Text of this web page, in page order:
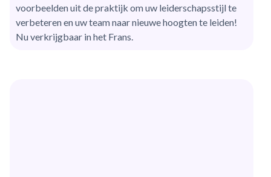
voorbeelden uit de praktijk om uw leiderschapsstijl te
verbeteren en uw team naar nieuwe hoogten te leiden!
Nu verkrijgbaar in het Frans.